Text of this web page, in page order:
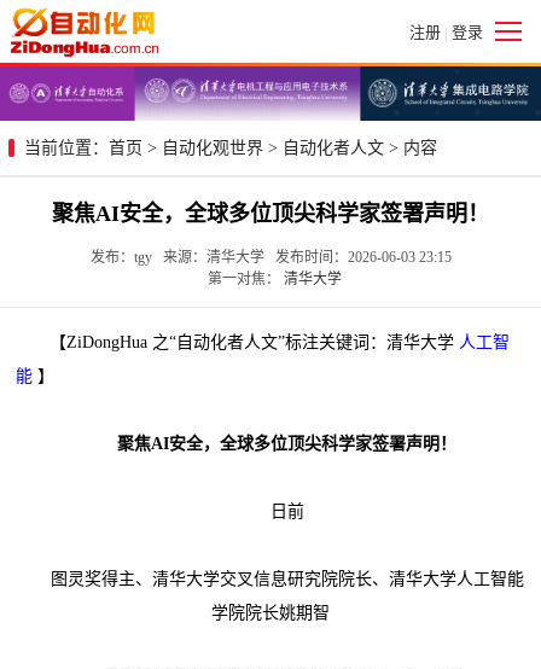
注册 | 登录
当前位置： 首页 > 自动化观世界 > 自动化者人文 > 内容
聚焦AI安全，全球多位顶尖科学家签署声明！
发布：tgy 来源：清华大学 发布时间：2026-06-03 23:15
第一对焦： 清华大学
【ZiDongHua 之“自动化者人文”标注关键词：清华大学 人工智
能 】
聚焦AI安全，全球多位顶尖科学家签署声明！
日前
图灵奖得主、清华大学交叉信息研究院院长、清华大学人工智能
学院院长姚期智